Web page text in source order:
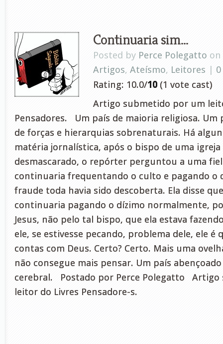
Continuaria sim…
Posted by Perce Polegatto on
Artigos, Ateísmo, Leitores |
Rating: 10.0/10 (1 vote cast)
Artigo submetido por um
Pensadores. Um país de maioria religiosa. Um
de forças e hierarquias sobrenaturais. Há
matéria jornalística, após o bispo de uma
desmascarado, o repórter perguntou a uma fiel
continuaria frequentando o culto e pagando o
fraude toda havia sido descoberta. Ela disse
continuaria pagando o dízimo normalmente,
Jesus, não pelo tal bispo, que ela estava
ele, se estivesse pecando, problema dele, ele
contas com Deus. Certo? Certo. Mais uma
não consegue mais pensar. Um país
cerebral. Postado por Perce Polegatto Artigo
leitor do Livres Pensadore-s.